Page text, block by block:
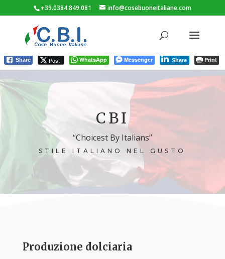
+39.0384.849.081 info@cosebuoneitaliane.com
Share Post WhatsApp Messenger Share Print
Player
CBI
“Choicest By Italians”
STILE ITALIANO NEL GUSTO
Produzione dolciaria